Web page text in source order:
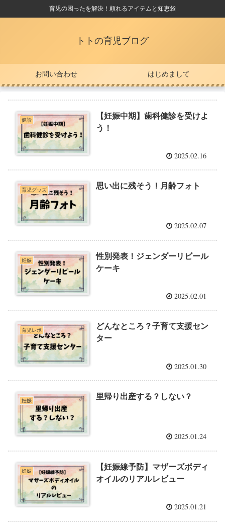
育児の困ったを解決！頼れるアイテムと知恵袋
トトの育児ブログ
お問い合わせ はじめまして
健診
【妊娠中期】歯科健診を受けよ
う！
2025.02.16
育児グッズ 思い出に残そう！月齢フォト
2025.02.07
妊娠
性別発表！ジェンダーリビール
ケーキ
2025.02.01
育児レポ
どんなところ？子育て支援セン
ター
2025.01.30
妊娠 里帰り出産する？しない？
2025.01.24
妊娠
【妊娠線予防】マザーズボディ
オイルのリアルレビュー
2025.01.21